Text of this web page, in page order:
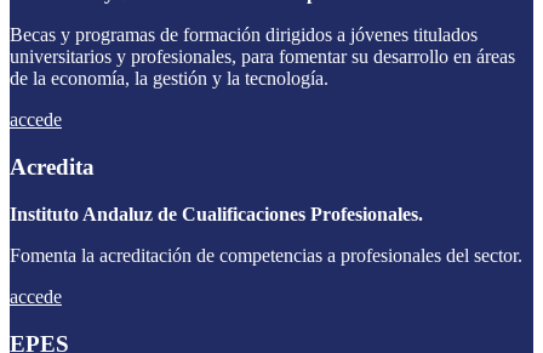
Becas y programas de formación dirigidos a jóvenes titulados
universitarios y profesionales, para fomentar su desarrollo en áreas
de la economía, la gestión y la tecnología.
accede
Acredita
Instituto Andaluz de Cualificaciones Profesionales.
Fomenta la acreditación de competencias a profesionales del sector.
accede
EPES